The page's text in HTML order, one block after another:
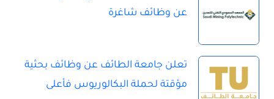
عن وظائف شاغرة
تعلن جامعة الطائف عن وظائف بحثية
مؤقتة لحملة البكالوريوس فأعلى